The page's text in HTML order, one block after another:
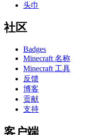
头巾
社区
Badges
Minecraft 名称
Minecraft 工具
反馈
博客
贡献
支持
客户端